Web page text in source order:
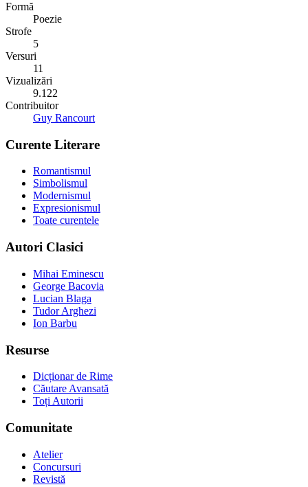
Formă
Poezie
Strofe
5
Versuri
11
Vizualizări
9.122
Contribuitor
Guy Rancourt
Curente Literare
Romantismul
Simbolismul
Modernismul
Expresionismul
Toate curentele
Autori Clasici
Mihai Eminescu
George Bacovia
Lucian Blaga
Tudor Arghezi
Ion Barbu
Resurse
Dicționar de Rime
Căutare Avansată
Toți Autorii
Comunitate
Atelier
Concursuri
Revistă